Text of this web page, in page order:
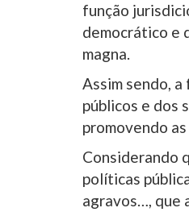
função
democrático e
magna.
Assim sendo,
públicos e dos
promovendo
Considerando
políticas
agravos…, que